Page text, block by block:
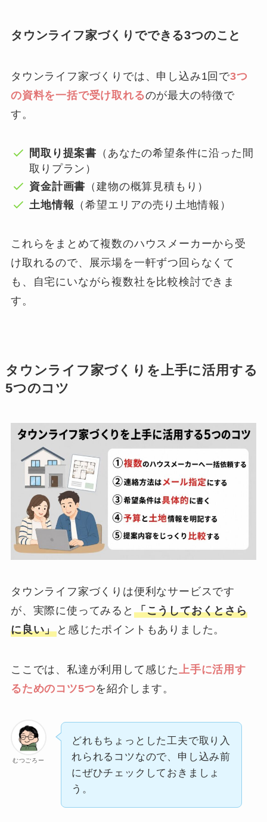
タウンライフ家づくりでできる3つのこと
タウンライフ家づくりでは、申し込み1回で3つ
の資料を一括で受け取れるのが最大の特徴で
す。
間取り提案書 （あなたの希望条件に沿った間
取りプラン）
資金計画書 （建物の概算見積もり）
土地情報 （希望エリアの売り土地情報）
これらをまとめて複数のハウスメーカーから受
け取れるので、展示場を一軒ずつ回らなくて
も、自宅にいながら複数社を比較検討できま
す。
タウンライフ家づくりを上手に活用する
5つのコツ
タウンライフ家づくりは便利なサービスです
が、実際に使ってみると 「こうしておくとさら
に良い」 と感じたポイントもありました。
ここでは、私達が利用して感じた上手に活用す
るためのコツ5つを紹介します。
むつごろー
どれもちょっとした工夫で取り入
れられるコツなので、申し込み前
にぜひチェックしておきましょ
う。